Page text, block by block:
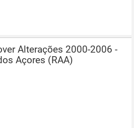
Alterações 2000-2006 -
Açores (RAA)